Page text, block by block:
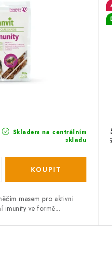
Skladem na centrálním
skladu
masem pro aktivni
imunity ve formě...